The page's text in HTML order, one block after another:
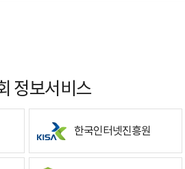
정보서비스
한국인터넷진흥원